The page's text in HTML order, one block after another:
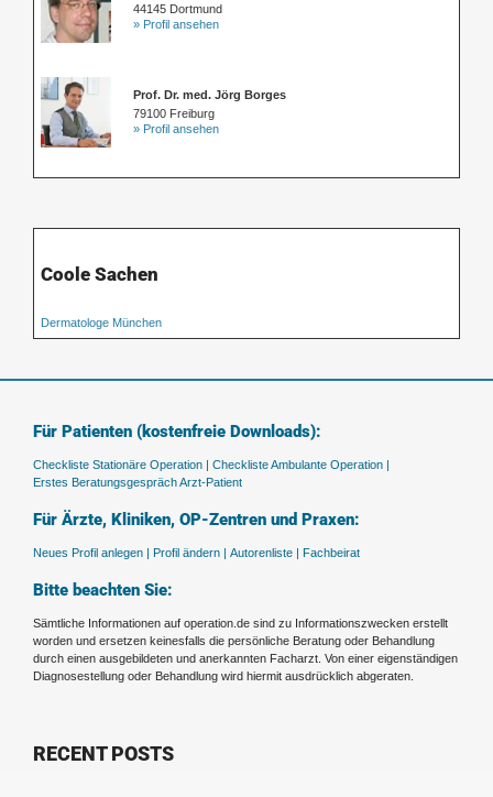
44145 Dortmund
» Profil ansehen
Prof. Dr. med. Jörg Borges
79100 Freiburg
» Profil ansehen
Coole Sachen
Dermatologe München
Für Patienten (kostenfreie Downloads):
Checkliste Stationäre Operation | Checkliste Ambulante Operation |
Erstes Beratungsgespräch Arzt-Patient
Für Ärzte, Kliniken, OP-Zentren und Praxen:
Neues Profil anlegen | Profil ändern | Autorenliste | Fachbeirat
Bitte beachten Sie:
Sämtliche Informationen auf operation.de sind zu Informationszwecken erstellt
worden und ersetzen keinesfalls die persönliche Beratung oder Behandlung
durch einen ausgebildeten und anerkannten Facharzt. Von einer eigenständigen
Diagnosestellung oder Behandlung wird hiermit ausdrücklich abgeraten.
RECENT POSTS